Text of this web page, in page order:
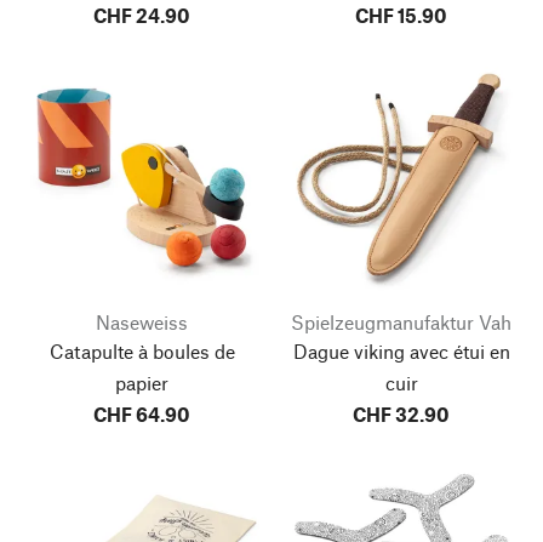
CHF 24.90
CHF 15.90
Naseweiss
Catapulte à boules de
papier
CHF 64.90
Spielzeugmanufaktur Vah
Dague viking avec étui en
cuir
CHF 32.90